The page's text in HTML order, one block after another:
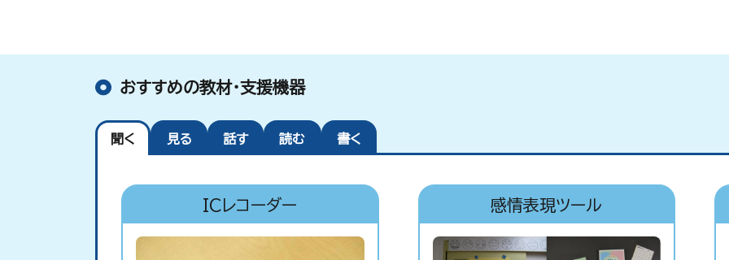
おすすめの教材・支援機器
聞く 見る 話す 読む 書く
ICレコーダー 感情表現ツール